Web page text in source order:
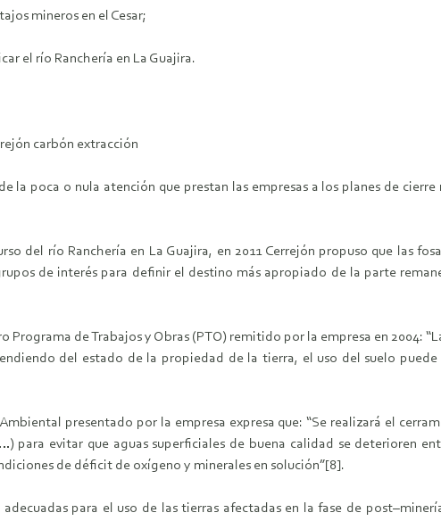
mineros en el Cesar;
el río Ranchería en La Guajira.
carbón extracción
la poca o nula atención que prestan las empresas a los planes de
del río Ranchería en La Guajira, en 2011 Cerrejón propuso que las
de interés para definir el destino más apropiado de la parte
Programa de Trabajos y Obras (PTO) remitido por la empresa en 2004:
del estado de la propiedad de la tierra, el uso del suelo
presentado por la empresa expresa que: “Se realizará el
para evitar que aguas superficiales de buena calidad se deterioren
de déficit de oxígeno y minerales en solución”[8].
para el uso de las tierras afectadas en la fase de